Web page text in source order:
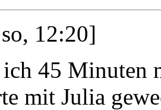
12:20]
ich 45 Minuten
mit Julia